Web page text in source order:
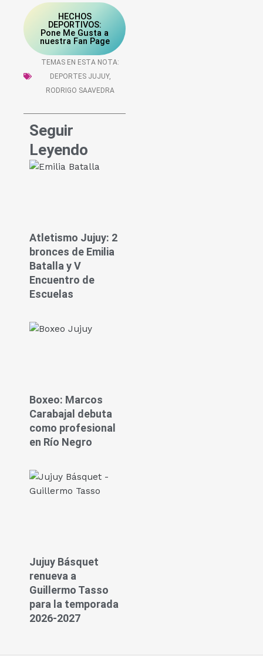
HECHOS
DEPORTIVOS:
Pone Me Gusta a
nuestra Fan Page
TEMAS EN ESTA NOTA:
DEPORTES JUJUY,
RODRIGO SAAVEDRA
Seguir
Leyendo
Atletismo Jujuy: 2
bronces de Emilia
Batalla y V
Encuentro de
Escuelas
Boxeo: Marcos
Carabajal debuta
como profesional
en Río Negro
Jujuy Básquet
renueva a
Guillermo Tasso
para la temporada
2026-2027